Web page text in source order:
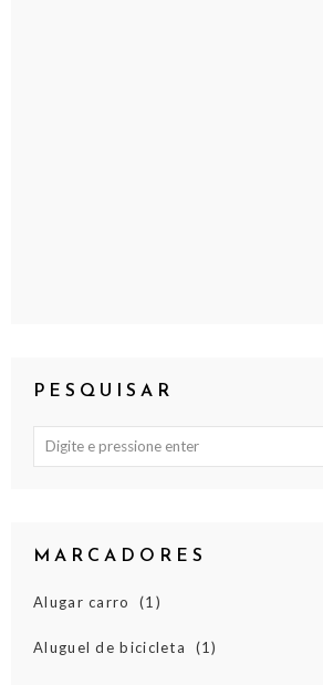
PESQUISAR
MARCADORES
Alugar carro (1)
Aluguel de bicicleta (1)